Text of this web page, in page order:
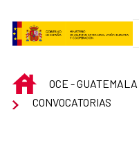
INICIOOCE - GUATEMALA
CONVOCATORIAS